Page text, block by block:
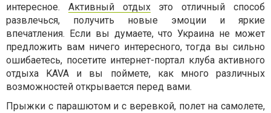
интересное. Активный отдыхэто отличный способ
развлечься, получить новые эмоции и яркие
впечатления. Если вы думаете, что Украина не может
предложить вам ничего интересного, тогда вы сильно
ошибаетесь, посетите интернет-портал клуба активного
отдыха KAVA и вы поймете, как много различных
возможностей открывается перед вами.
Прыжки с парашютом и с веревкой, полет на самолете,